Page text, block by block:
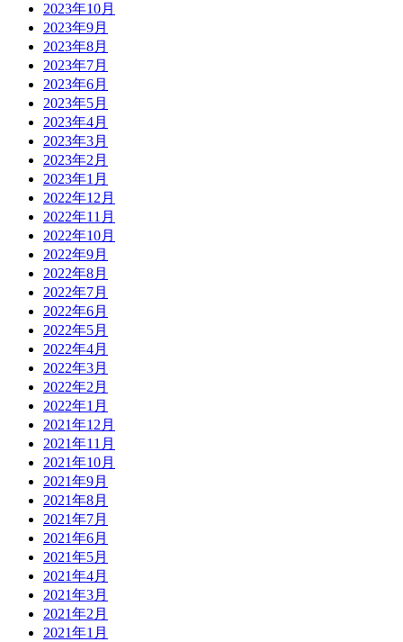
2023年10月
2023年9月
2023年8月
2023年7月
2023年6月
2023年5月
2023年4月
2023年3月
2023年2月
2023年1月
2022年12月
2022年11月
2022年10月
2022年9月
2022年8月
2022年7月
2022年6月
2022年5月
2022年4月
2022年3月
2022年2月
2022年1月
2021年12月
2021年11月
2021年10月
2021年9月
2021年8月
2021年7月
2021年6月
2021年5月
2021年4月
2021年3月
2021年2月
2021年1月